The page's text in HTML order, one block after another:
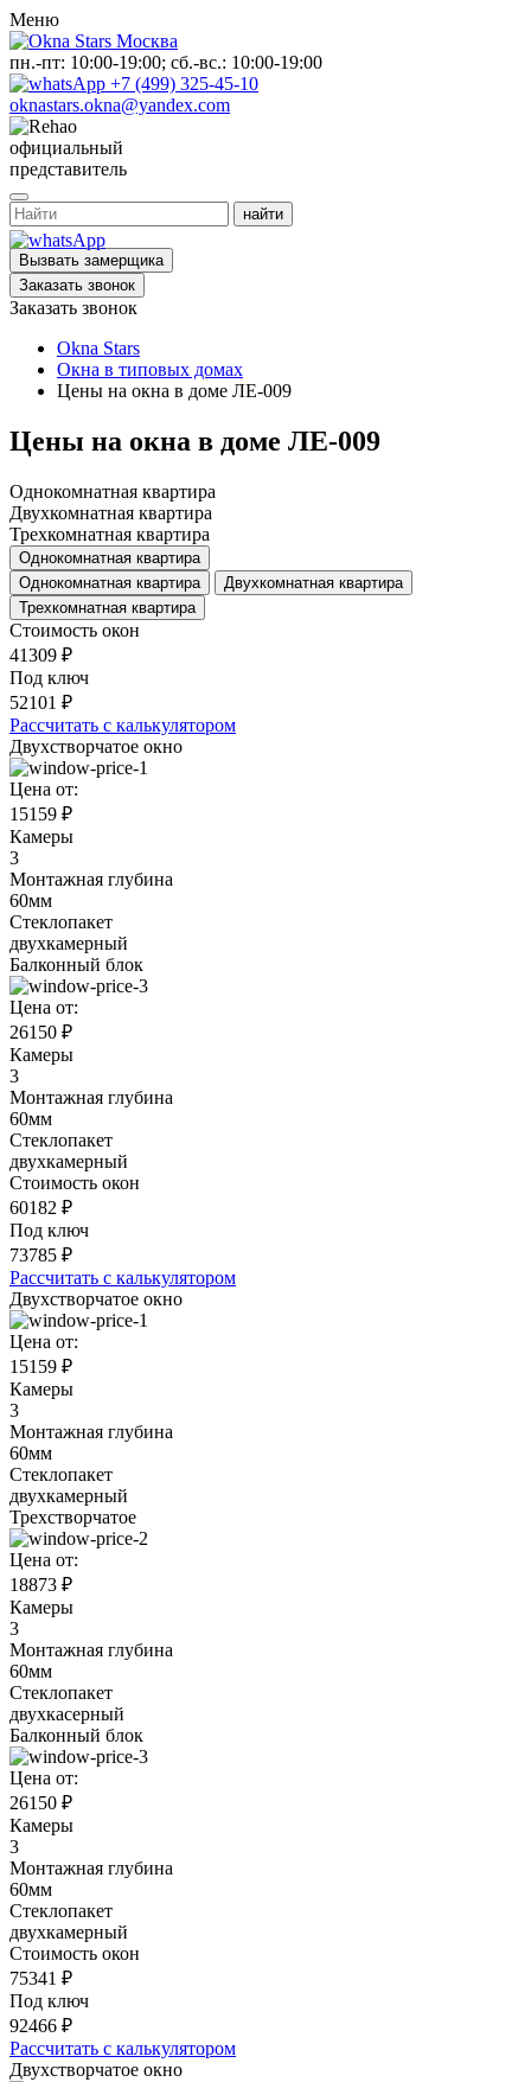
Меню
пн.-пт: 10:00-19:00; сб.-вс.: 10:00-19:00
+7 (499) 325-45-10
oknastars.okna@yandex.com
официальный
представитель
Вызвать замерщика
Заказать звонок
Заказать звонок
Okna Stars
Окна в типовых домах
Цены на окна в доме ЛЕ-009
Цены на окна в доме ЛЕ-009
Однокомнатная квартира
Двухкомнатная квартира
Трехкомнатная квартира
Однокомнатная квартира
Однокомнатная квартира
Двухкомнатная квартира
Трехкомнатная квартира
Стоимость окон
41309 ₽
Под ключ
52101 ₽
Рассчитать с калькулятором
Двухстворчатое окно
Цена от:
15159 ₽
Камеры
3
Монтажная глубина
60мм
Стеклопакет
двухкамерный
Балконный блок
Цена от:
26150 ₽
Камеры
3
Монтажная глубина
60мм
Стеклопакет
двухкамерный
Стоимость окон
60182 ₽
Под ключ
73785 ₽
Рассчитать с калькулятором
Двухстворчатое окно
Цена от:
15159 ₽
Камеры
3
Монтажная глубина
60мм
Стеклопакет
двухкамерный
Трехстворчатое
Цена от:
18873 ₽
Камеры
3
Монтажная глубина
60мм
Стеклопакет
двухкасерный
Балконный блок
Цена от:
26150 ₽
Камеры
3
Монтажная глубина
60мм
Стеклопакет
двухкамерный
Стоимость окон
75341 ₽
Под ключ
92466 ₽
Рассчитать с калькулятором
Двухстворчатое окно